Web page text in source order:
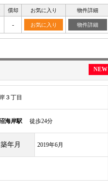
償却 お気に入り 物件詳細
- お気に入り 物件詳細
NEW
３丁目
海岸駅 徒歩24分
築年月 2019年6月